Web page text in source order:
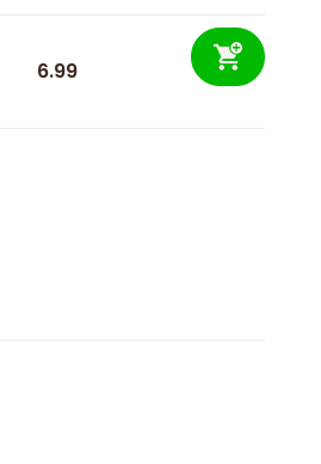
6.99